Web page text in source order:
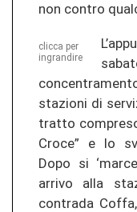
non contro
clicca per
ingrandire
stazioni di
tratto
Croce” e lo
Dopo si
arrivo alla
contrada